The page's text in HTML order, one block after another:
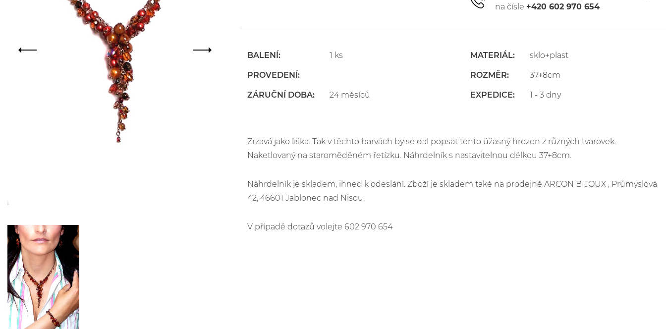
na čísle +420 602 970 654
BALENÍ: 1 ks
PROVEDENÍ:
ZÁRUČNÍ DOBA: 24 měsíců
MATERIÁL: sklo+plast
ROZMĚR: 37+8cm
EXPEDICE: 1 - 3 dny
Zrzavá jako liška. Tak v těchto barvách by se dal popsat tento úžasný hrozen z různých tvarovek.
Naketlovaný na staroměděném řetízku. Náhrdelník s nastavitelnou délkou 37+8cm.
Náhrdelník je skladem, ihned k odeslání. Zboží je skladem také na prodejně ARCON BIJOUX , Průmyslová
42, 46601 Jablonec nad Nisou.
V případě dotazů volejte 602 970 654